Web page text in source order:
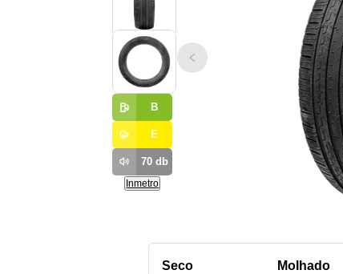
B
E
70db
Inmetro
Seco Molhado